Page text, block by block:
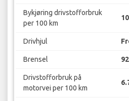
Bykjøring drivstofforbruk
per 100 km
Drivhjul
Brensel 92
Drivstofforbruk på
motorvei per 100 km